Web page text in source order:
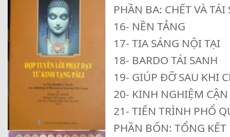
PHẦN BA: CHẾT VÀ TÁI
16- NỀN TẢNG
17- TIA SÁNG NỘI TẠI
18- BARDO TÁI SANH
19- GIÚP ĐỠ SAU KHI
20- KINH NGHIỆM
21- TIẾN TRÌNH PHỔ
PHẦN BỐN: TỔNG KẾT